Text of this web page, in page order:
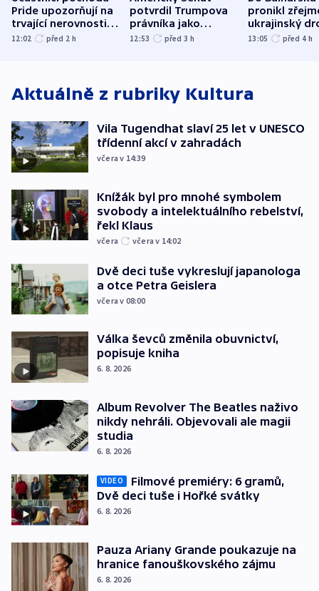
Pride upozorňují na
trvající nerovnosti i
společenskou
12:02 před 2 h
potvrdil Trumpova
právníka jako
ministra
12:53 před 3 h
pronikl
ukrajinský
explodoval
13:05 před 4 h
Aktuálně z rubriky Kultura
Vila Tugendhat slaví 25 let v UNESCO
třídenní akcí v zahradách
včera v 14:39
Knížák byl pro mnohé symbolem
svobody a intelektuálního rebelství,
řekl Klaus
včera včera v 14:02
Dvě deci tuše vykreslují japanologa
a otce Petra Geislera
včera v 08:00
Válka ševců změnila obuvnictví,
popisuje kniha
6. 8. 2026
Album Revolver The Beatles naživo
nikdy nehráli. Objevovali ale magii
studia
6. 8. 2026
VIDEO
Filmové premiéry: 6 gramů,
Dvě deci tuše i Hořké svátky
6. 8. 2026
Pauza Ariany Grande poukazuje na
hranice fanouškovského zájmu
6. 8. 2026